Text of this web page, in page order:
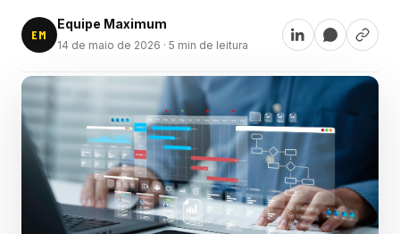
EM
Equipe Maximum
14 de maio de 2026 · 5 min de leitura